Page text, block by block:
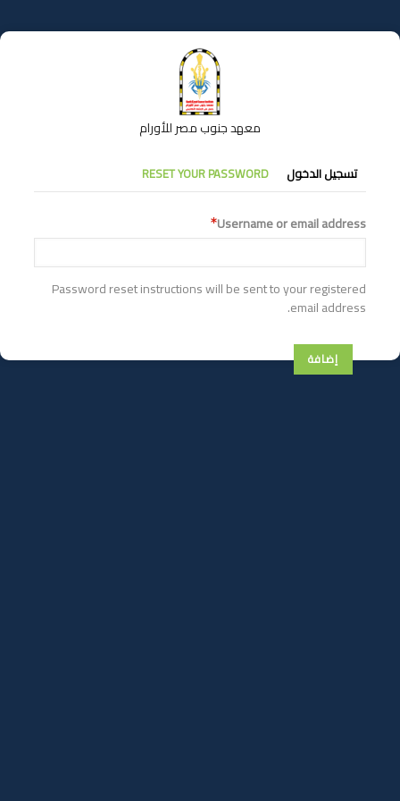
إلى
المحتوى
معهد جنوب مصر للأورام
التبويبات
الأساسية
تسجيل الدخول RESET YOUR PASSWORD
Username or email address
Password reset instructions will be sent to your registered
email address.